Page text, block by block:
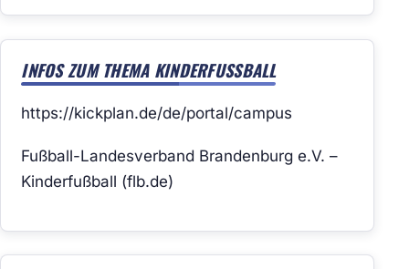
INFOS ZUM THEMA KINDERFUSSBALL
https://kickplan.de/de/portal/campus
Fußball-Landesverband Brandenburg e.V. –
Kinderfußball (flb.de)